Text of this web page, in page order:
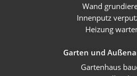
Wand
Innenputz
Heizung
Garten und
Gartenhaus